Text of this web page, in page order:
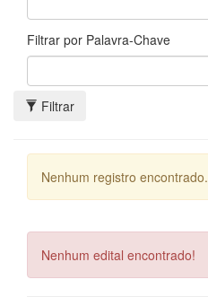
Filtrar por Palavra-Chave
Filtrar
Nenhum registro encontrado.
Nenhum edital encontrado!